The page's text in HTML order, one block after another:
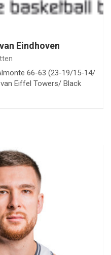
Eindhoven
66-63 (23-19/15-14/
Eiffel Towers/ Black